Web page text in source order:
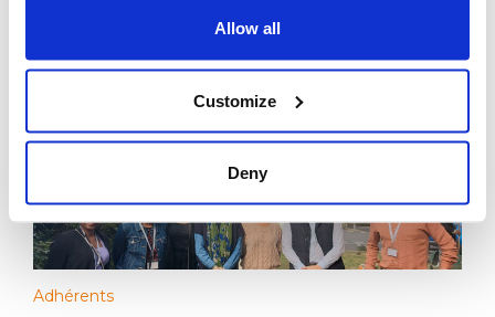
Allow all
Customize
Deny
Articles associés
Adhérents